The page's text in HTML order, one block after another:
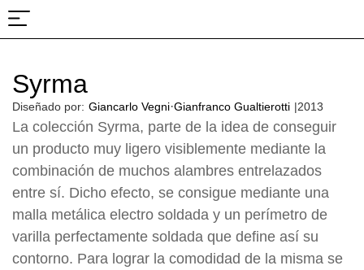
Syrma
Diseñado por: Giancarlo Vegni·Gianfranco Gualtierotti |2013
La colección Syrma, parte de la idea de conseguir
un producto muy ligero visiblemente mediante la
combinación de muchos alambres entrelazados
entre sí. Dicho efecto, se consigue mediante una
malla metálica electro soldada y un perímetro de
varilla perfectamente soldada que define así su
contorno. Para lograr la comodidad de la misma se